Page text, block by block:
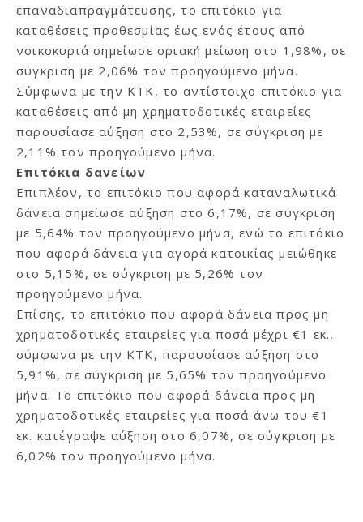
επαναδιαπραγμάτευσης, το επιτόκιο για
καταθέσεις προθεσμίας έως ενός έτους από
νοικοκυριά σημείωσε οριακή μείωση στο 1,98%, σε
σύγκριση με 2,06% τον προηγούμενο μήνα.
Σύμφωνα με την ΚΤΚ, το αντίστοιχο επιτόκιο για
καταθέσεις από μη χρηματοδοτικές εταιρείες
παρουσίασε αύξηση στο 2,53%, σε σύγκριση με
2,11% τον προηγούμενο μήνα.
Επιτόκια δανείων
Επιπλέον, το επιτόκιο που αφορά καταναλωτικά
δάνεια σημείωσε αύξηση στο 6,17%, σε σύγκριση
με 5,64% τον προηγούμενο μήνα, ενώ το επιτόκιο
που αφορά δάνεια για αγορά κατοικίας μειώθηκε
στο 5,15%, σε σύγκριση με 5,26% τον
προηγούμενο μήνα.
Επίσης, το επιτόκιο που αφορά δάνεια προς μη
χρηματοδοτικές εταιρείες για ποσά μέχρι €1 εκ.,
σύμφωνα με την ΚΤΚ, παρουσίασε αύξηση στο
5,91%, σε σύγκριση με 5,65% τον προηγούμενο
μήνα. Το επιτόκιο που αφορά δάνεια προς μη
χρηματοδοτικές εταιρείες για ποσά άνω του €1
εκ. κατέγραψε αύξηση στο 6,07%, σε σύγκριση με
6,02% τον προηγούμενο μήνα.